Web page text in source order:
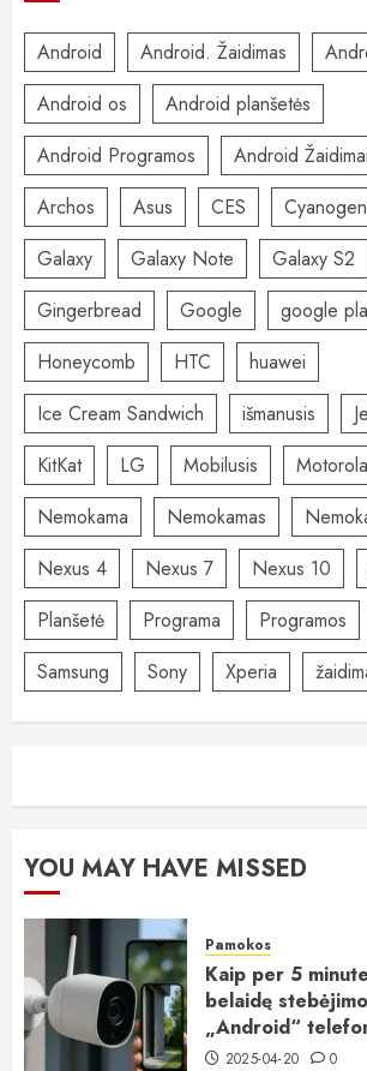
Android Android. Žaidimas
Android os
Android planšetės
Android Programos
Android Žaidimai
Archos
Asus CES
Galaxy
Galaxy Note Galaxy S2
Gingerbread
Google
google
Honeycomb
HTC
huawei
Ice Cream Sandwich
išmanusis
KitKat
LG Mobilusis Motorola
Nemokama
Nemokamas
Nexus 4
Nexus 7 Nexus 10
Planšetė
Programa Programos
Samsung
Sony Xperia
YOU MAY HAVE MISSED
Pamokos
Kaip per 5
belaidę
„Android“
2025-04-20 0